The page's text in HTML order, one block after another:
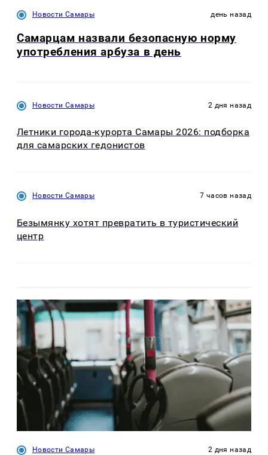
Новости Самары день назад
Самарцам назвали безопасную норму
употребления арбуза в день
Новости Самары 2 дня назад
Летники города-курорта Самары 2026: подборка
для самарских гедонистов
Новости Самары 7 часов назад
Безымянку хотят превратить в туристический
центр
Новости Самары 2 дня назад